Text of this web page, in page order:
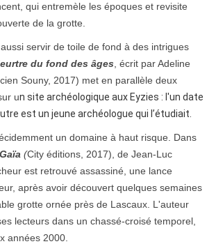
qui entremèle les époques et revisite
de la grotte.
servir de toile de fond à des intrigues
du fond des âges , écrit par Adeline
Souny, 2017) met en parallèle deux
un site archéologique aux Eyzies : l'un date
est un jeune archéologue qui l’étudiait.
un domaine à haut risque. Dans
(City éditions, 2017), de Jean-Luc
est retrouvé assassiné, une lance
après avoir découvert quelques semaines
grotte ornée près de Lascaux. L'auteur
lecteurs dans un chassé-croisé temporel,
années 2000.